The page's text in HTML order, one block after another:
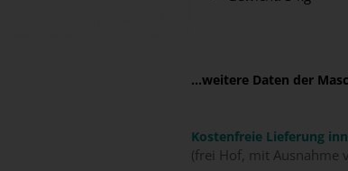
...weitere Daten der
Kostenfreie Lieferung
(frei Hof, mit Ausnahme